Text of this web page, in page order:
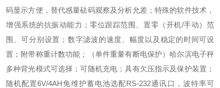
码显示方便，替代感量砝码观察及分析允差； 特殊的软件技术，
增强系统的抗振动能力； 零位跟踪范围、置零（开机/手动）范
围、可分别设置； 数字滤波的速度、幅度以及稳定的时间可设
置； 附带称重计数功能；（单件重量有断电保护） 哈尔滨电子秤
多种背光模式可选择；可随机充电；具有欠压指示及保护装置；
随机配置6V/4AH免维护蓄电池选配RS-232通讯口，波特率可